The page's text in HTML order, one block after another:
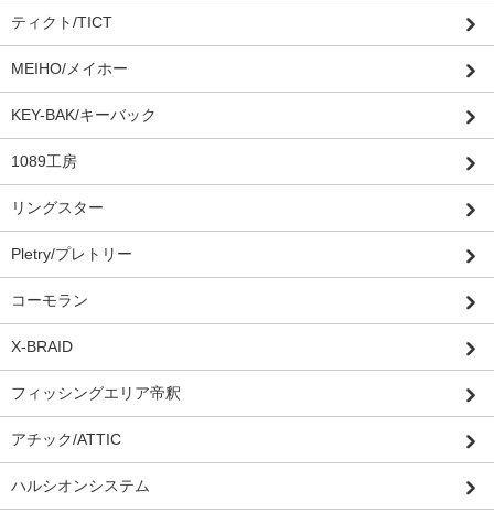
ティクト/TICT
MEIHO/メイホー
KEY-BAK/キーバック
1089工房
リングスター
Pletry/プレトリー
コーモラン
X-BRAID
フィッシングエリア帝釈
アチック/ATTIC
ハルシオンシステム